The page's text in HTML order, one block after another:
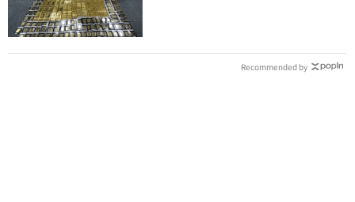
Recommended by